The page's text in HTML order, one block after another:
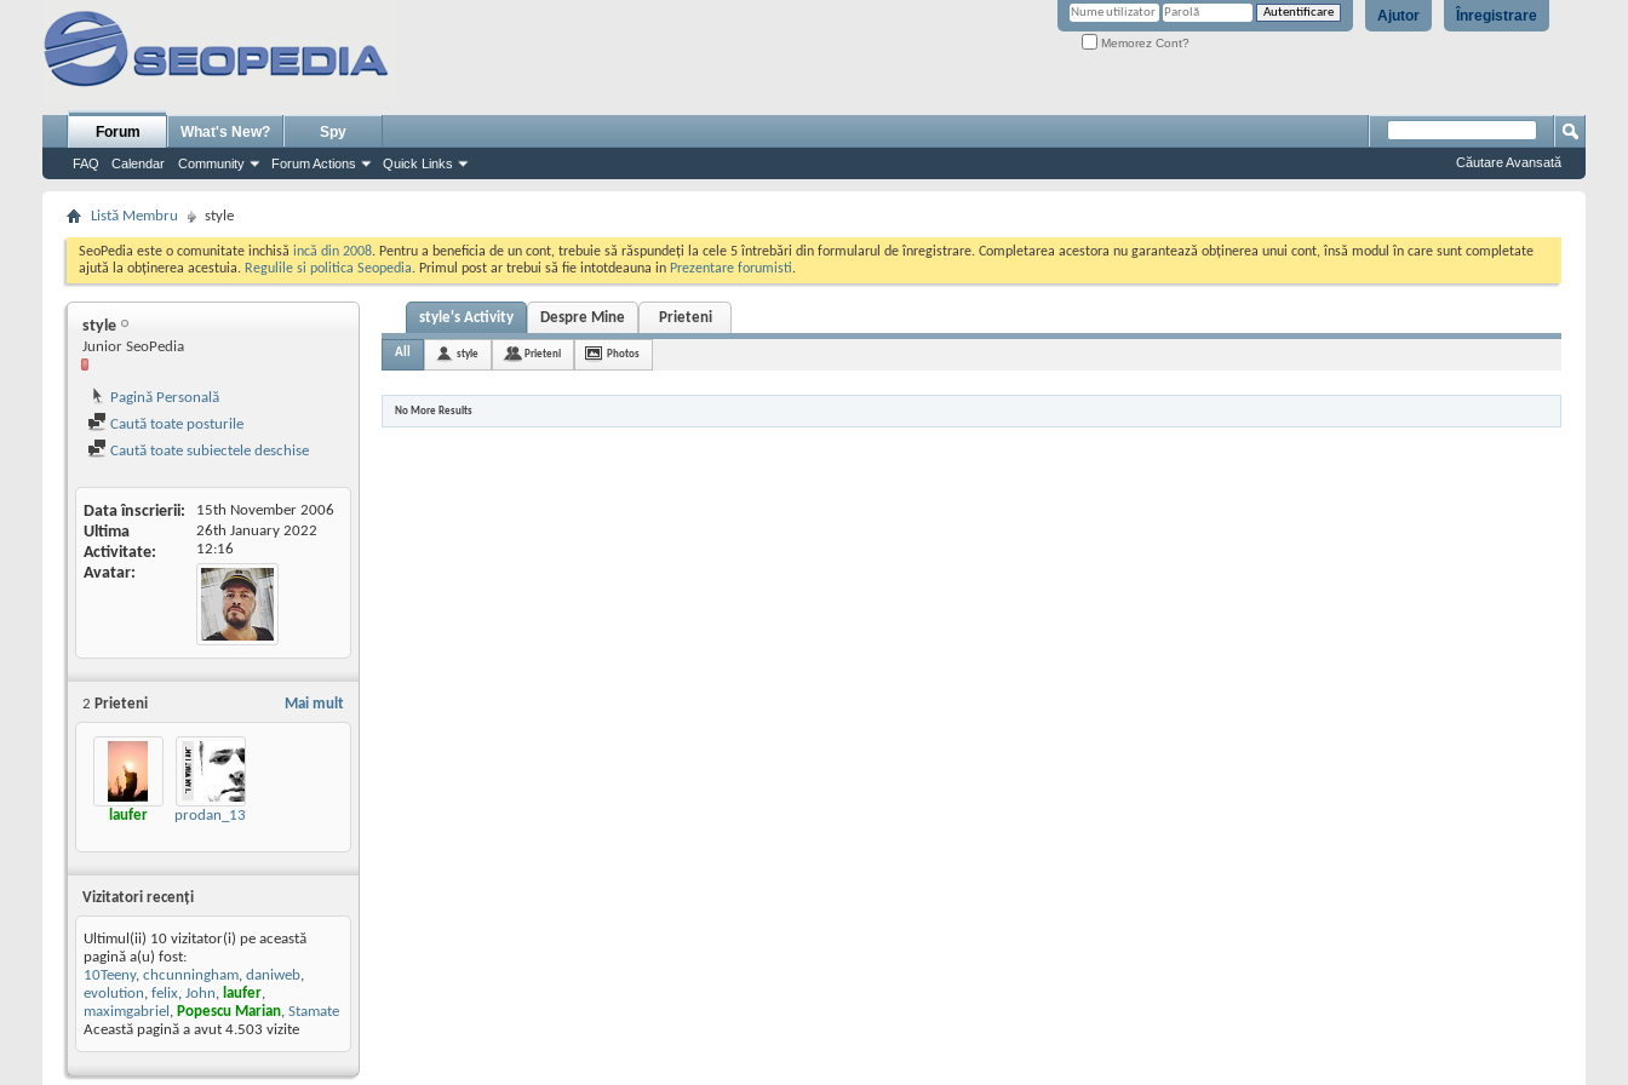
Înregistrare
Ajutor
Memorez Cont?
Forum
FAQ Calendar Community Forum Actions Quick Links
What's New? Spy
Căutare Avansată
Listă Membru style
SeoPedia este o comunitate inchisă incă din 2008. Pentru a beneficia de un cont, trebuie să răspundeți la cele 5 întrebări din formularul de înregistrare. Completarea acestora nu garantează obținerea unui cont, însă modul în care sunt completate
ajută la obținerea acestuia. Regulile si politica Seopedia. Primul post ar trebui să fie intotdeauna in Prezentare forumisti.
style
Junior SeoPedia
Pagină Personală
Caută toate posturile
Caută toate subiectele deschise
Data înscrierii 15th November 2006
Ultima
Activitate
26th January 2022
12:16
Avatar
Mai mult
2 Prieteni
laufer prodan_13
Vizitatori recenţi
Ultimul(ii) 10 vizitator(i) pe această
pagină a(u) fost:
10Teeny, chcunningham, daniweb,
evolution, felix, John, laufer,
maximgabriel , Popescu Marian, Stamate
Această pagină a avut 4.503 vizite
style's Activity Despre Mine Prieteni
All style Prieteni Photos
No More Results